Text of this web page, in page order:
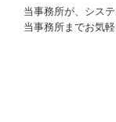
当事務所が、シス
当事務所までお気